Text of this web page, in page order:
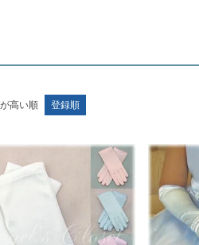
高い順 登録順